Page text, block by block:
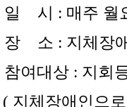
일 시 : 매주 월
장 소 : 지체장
참여대상: 지회
( 지체장애인으